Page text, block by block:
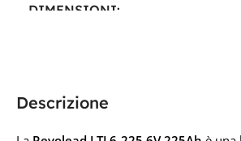
Descrizione
DIMENSIONI
PRODUTTORE
Trojan